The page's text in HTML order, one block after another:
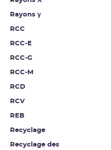
Rayons γ
RCC
RCC-E
RCC-G
RCC-M
RCD
RCV
REB
Recyclage
Recyclage des